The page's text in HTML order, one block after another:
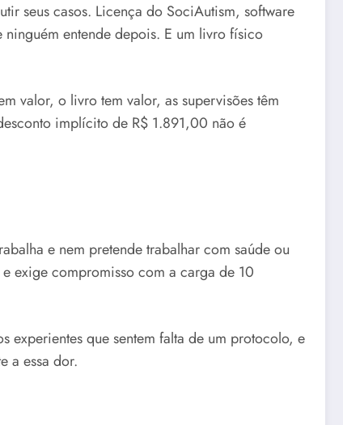
seus casos. Licença do SociAutism, software
entende depois. E um livro físico
valor, o livro tem valor, as supervisões têm
implícito de R$ 1.891,00 não é
e nem pretende trabalhar com saúde ou
exige compromisso com a carga de 10
experientes que sentem falta de um protocolo, e
a essa dor.